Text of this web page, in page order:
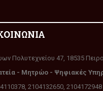
Πολυτεχνείου 47, 18535
- Μητρώο - Ψηφιακές
2104132650, 2104172948